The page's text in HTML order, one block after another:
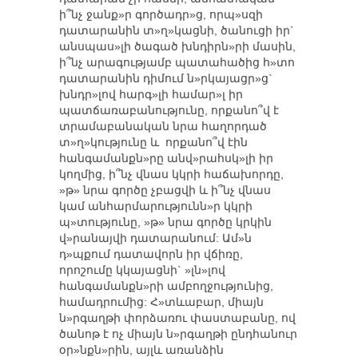
ի՞նչ ջանք»ր գործադր»ց, որպ»սզի
դատարանին տ»ղ»կացնի, ծանուցի իր`
անսպաս»լի ծագած խնդիրն»րի մասին,
ի՞նչ արագությամբ պատահածից հ»տո
դատարանին դիմում ն»րկայացր»ց`
խնդր»լով հարգ»լի համար»լ իր
պատճառաբանությունը, որքանո՞վ է
տրամաբանական նրա հաղորդած
տ»ղ»կությունը և որքանո՞վ էին
հանգամանքն»րը անվ»րահսկ»լի իր
կողմից, ի՞նչ վնաս կկրի հաճախորդը,
»թ» նրա գործը չբացվի և ի՞նչ վնաս
կամ անհարմարությունն»ր կկրի
պ»տությունը, »թ» նրա գործը կրկին
վ»րանայվի դատարանում: Ամ»ն
դ»պքում դատավորն իր վճիռը,
որոշումը կկայացնի` »լն»լով
հանգամանքն»րի ամբողջությունից,
համադրումից: Հ»տևաբար, միայն
ն»րգաղթի փորձառու փաստաբանը, ով
ծանոթ է ոչ միայն ն»րգաղթի ընդհանուր
օր»նքն»րին, այլև առանձին